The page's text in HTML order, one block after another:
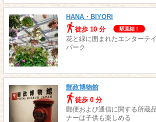
HANA・BIYORI
徒歩 10 分
駅直結！
花と緑に囲まれたエンターテ
パーク
郵政博物館
徒歩 0 分
郵便および通信に関する所蔵
ナーは子供も楽しめる